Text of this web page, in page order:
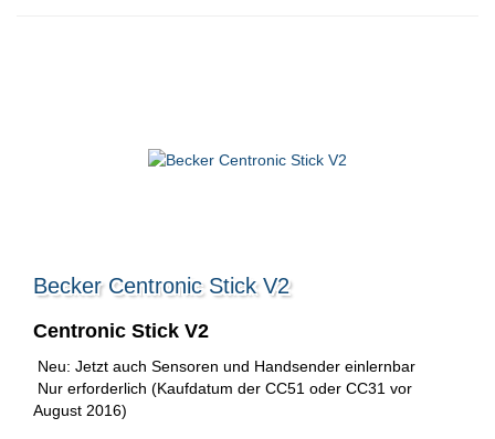
Becker Centronic Stick V2
Centronic Stick V2
Neu: Jetzt auch Sensoren und Handsender einlernbar
Nur erforderlich (Kaufdatum der CC51 oder CC31 vor
August 2016)